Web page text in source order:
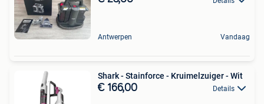
Antwerpen Vandaag
Shark - Stainforce - Kruimelzuiger - Wit
€ 166,00 Details